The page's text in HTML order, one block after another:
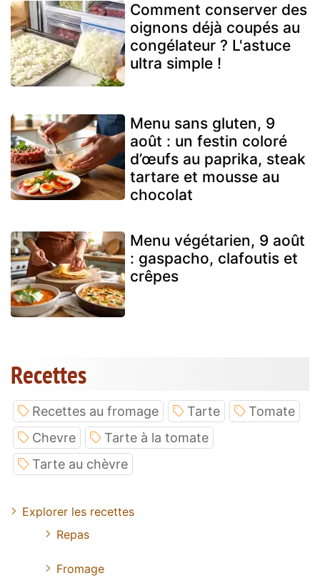
Comment conserver des
oignons déjà coupés au
congélateur ? L'astuce
ultra simple !
Menu sans gluten, 9
août : un festin coloré
d’œufs au paprika, steak
tartare et mousse au
chocolat
Menu végétarien, 9 août
: gaspacho, clafoutis et
crêpes
Recettes
Recettes au fromage Tarte
Tomate
Chevre
Tarte à la tomate
Tarte au chèvre
Explorer les recettes
Repas
Fromage